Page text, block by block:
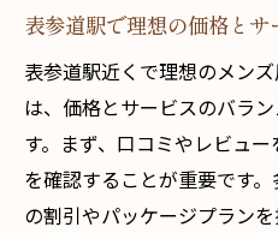
表参道駅で理想の価格とサ
表参道駅近くで理想のメン
は、価格とサービスのバラ
す。まず、口コミやレビュ
を確認することが重要です
の割引やパッケージプラン